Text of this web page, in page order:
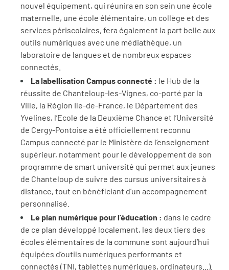
nouvel équipement, qui réunira en son sein une école
maternelle, une école élémentaire, un collège et des
services périscolaires, fera également la part belle aux
outils numériques avec une médiathèque, un
laboratoire de langues et de nombreux espaces
connectés.
La labellisation Campus connecté : le Hub de la
réussite de Chanteloup-les-Vignes, co-porté par la
Ville, la Région Ile-de-France, le Département des
Yvelines, l’Ecole de la Deuxième Chance et l’Université
de Cergy-Pontoise a été officiellement reconnu
Campus connecté par le Ministère de l’enseignement
supérieur, notamment pour le développement de son
programme de smart université qui permet aux jeunes
de Chanteloup de suivre des cursus universitaires à
distance, tout en bénéficiant d’un accompagnement
personnalisé.
Le plan numérique pour l’éducation : dans le cadre
de ce plan développé localement, les deux tiers des
écoles élémentaires de la commune sont aujourd’hui
équipées d’outils numériques performants et
connectés (TNI, tablettes numériques, ordinateurs...).